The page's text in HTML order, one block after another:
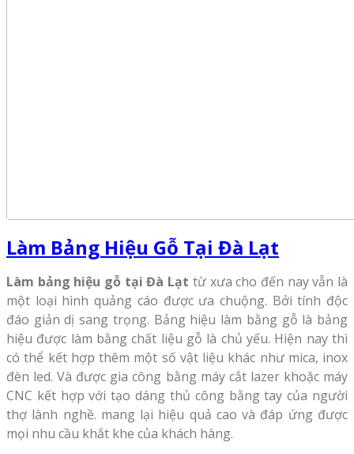
Làm Bảng Hiệu Gỗ Tại Đà Lạt
Làm bảng hiệu gỗ tại Đà Lạt từ xưa cho đến nay vẫn là
một loại hình quảng cáo được ưa chuộng. Bởi tính độc
đáo giản dị sang trọng. Bảng hiệu làm bằng gỗ là bảng
hiệu được làm bằng chất liệu gỗ là chủ yếu. Hiện nay thì
có thể kết hợp thêm một số vật liệu khác như mica, inox
đèn led. Và được gia công bằng máy cắt lazer khoặc máy
CNC kết hợp với tạo dáng thủ công bằng tay của người
thợ lành nghề. mang lại hiệu quả cao và đáp ứng được
mọi nhu cầu khắt khe của khách hàng.